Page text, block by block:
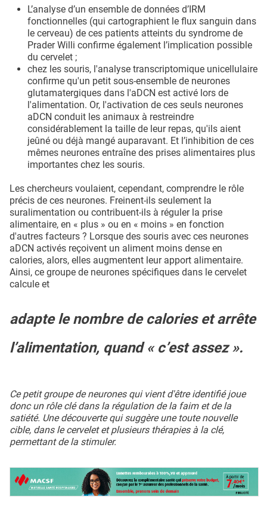
L’analyse d’un ensemble de données d’IRM
fonctionnelles (qui cartographient le flux sanguin dans
le cerveau) de ces patients atteints du syndrome de
Prader Willi confirme également l’implication possible
du cervelet ;
chez les souris, l'analyse transcriptomique unicellulaire
confirme qu'un petit sous-ensemble de neurones
glutamatergiques dans l'aDCN est activé lors de
l'alimentation. Or, l'activation de ces seuls neurones
aDCN conduit les animaux à restreindre
considérablement la taille de leur repas, qu'ils aient
jeûné ou déjà mangé auparavant. Et l’inhibition de ces
mêmes neurones entraîne des prises alimentaires plus
importantes chez les souris.
Les chercheurs voulaient, cependant, comprendre le rôle
précis de ces neurones. Freinent-ils seulement la
suralimentation ou contribuent-ils à réguler la prise
alimentaire, en « plus » ou en « moins » en fonction
d'autres facteurs ? Lorsque des souris avec ces neurones
aDCN activés reçoivent un aliment moins dense en
calories, alors, elles augmentent leur apport alimentaire.
Ainsi, ce groupe de neurones spécifiques dans le cervelet
calcule et
adapte le nombre de calories et arrête
l’alimentation, quand « c’est assez ».
Ce petit groupe de neurones qui vient d'être identifié joue
donc un rôle clé dans la régulation de la faim et de la
satiété. Une découverte qui suggère une toute nouvelle
cible, dans le cervelet et plusieurs thérapies à la clé,
permettant de la stimuler.